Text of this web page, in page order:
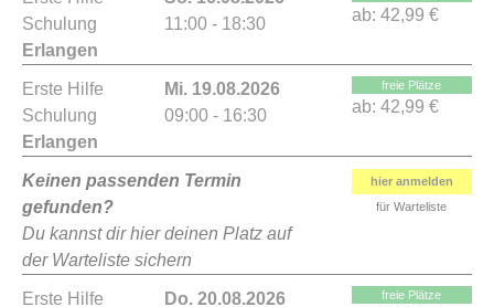
Schulung
Erlangen
11:00 - 18:30
ab: 42,99 €
Erste Hilfe
Schulung
Erlangen
Mi. 19.08.2026
09:00 - 16:30
freie Plätze
ab: 42,99 €
Keinen passenden Termin
gefunden?
Du kannst dir hier deinen Platz auf
der Warteliste sichern
hier anmelden
für Warteliste
Erste Hilfe
Do. 20.08.2026
freie Plätze